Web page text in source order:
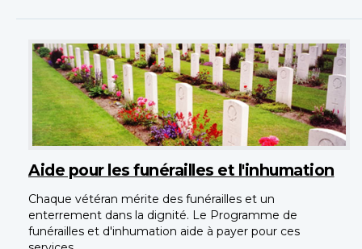
Aide pour les funérailles et l'inhumation
Chaque vétéran mérite des funérailles et un
enterrement dans la dignité. Le Programme de
funérailles et d'inhumation aide à payer pour ces